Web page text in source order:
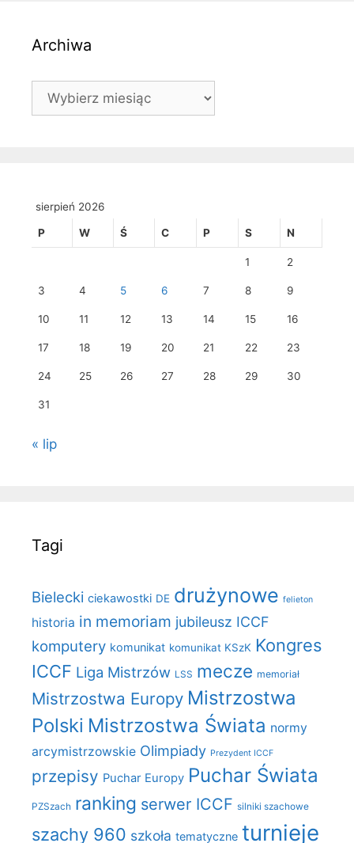
Archiwa
Archiwa
sierpień 2026
P W Ś C P S N
1 2
3 4 5 6 7 8 9
10 11 12 13 14 15 16
17 18 19 20 21 22 23
24 25 26 27 28 29 30
31
« lip
Tagi
Bielecki ciekawostki DE drużynowe felieton
historia in memoriam jubileusz ICCF
komputery komunikat komunikat KSzK Kongres
ICCF Liga Mistrzów LSS mecze memoriał
Mistrzostwa Europy Mistrzostwa
Polski Mistrzostwa Świata normy
arcymistrzowskie Olimpiady Prezydent ICCF
przepisy Puchar Europy Puchar Świata
PZSzach ranking serwer ICCF silniki szachowe
szachy 960 szkoła tematyczne turnieje